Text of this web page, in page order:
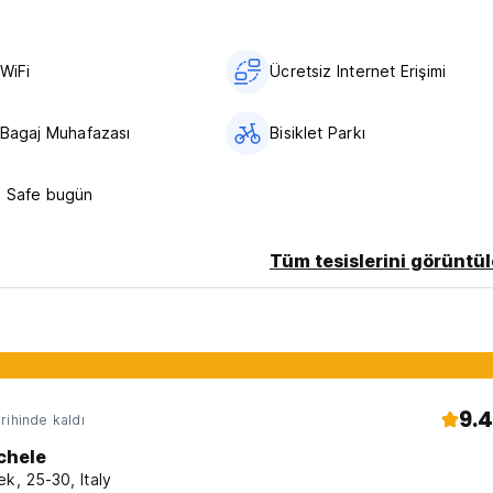
izin vermiyoruz. Grup rezervasyonunda maksimum konuk
izin verilmemektedir. Para cezasına çarptırılacaksınız.
dikkat edin.
language)
Ücretsiz Internet Erişimi
Muhafazası Bisiklet Parkı
Safe bugün
Tüm tesislerini
kaldı 9.4
25-30, Italy